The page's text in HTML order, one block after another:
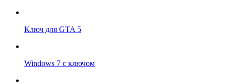
Ключ для GTA 5
Windows 7 с ключом